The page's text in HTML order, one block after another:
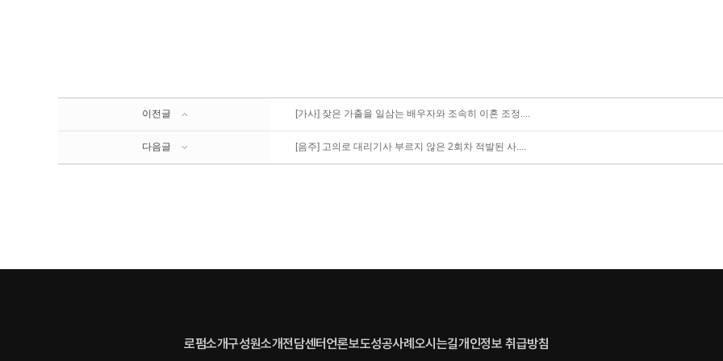
이전글 [가사] 잦은 가출을 일삼는 배우자와 조속히 이혼 조정....
다음글 [음주] 고의로 대리기사 부르지 않은 2회차 적발된 사....
로펌소개구성원소개전담센터언론보도성공사례 오시는길개인정보 취급방침